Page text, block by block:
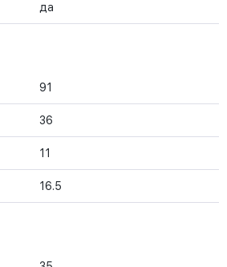
да
91
36
11
16.5